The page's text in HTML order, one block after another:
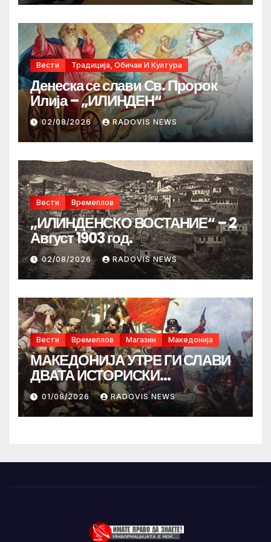
Вести Традиција, Обичаи И Култура
Денеска се слави Св. Пророк
Илија – „ИЛИНДЕН“
02/08/2026 RADOVIS NEWS
Вести Времеплов
„ИЛИНДЕНСКО ВОСТАНИЕ“ – 2
Август 1903 год.
02/08/2026 RADOVIS NEWS
Вести Времеплов Магазин Македонија
МАКЕДОНИЈА УТРЕ ГИ СЛАВИ
ДВАТА ИСТОРИСКИ
ИЛИНДЕНА!
01/08/2026 RADOVIS NEWS